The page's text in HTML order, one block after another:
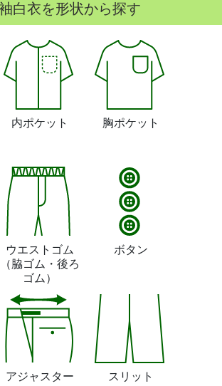
白衣を形状から探す
内ポケット 胸ポケット
ウエストゴム
（脇ゴム・後ろ
ゴム）
ボタン
アジャスター スリット